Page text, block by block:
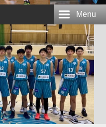
Menu